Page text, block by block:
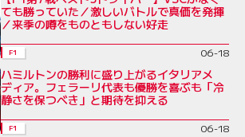
ても勝っていた／激しいバトルで真価を発揮
／来季の噂をものともしない好走
F1 06-18
ハミルトンの勝利に盛り上がるイタリアメ
ディア。フェラーリ代表も優勝を喜ぶも「冷
静さを保つべき」と期待を抑える
F1 06-18